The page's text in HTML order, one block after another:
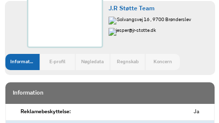
J.R Støtte Team
Solvangsvej 16 , 9700 Brønderslev
jesper@jr-stotte.dk
Information E-profil Nøgledata Regnskab Koncern
Information
Reklamebeskyttelse: Ja